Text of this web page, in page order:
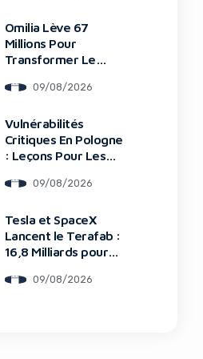
Omilia Lève 67
Millions Pour
Transformer Le
09/08/2026
Vulnérabilités
Critiques En Pologne
: Leçons Pour Les
09/08/2026
Tesla et SpaceX
Lancent le Terafab :
16,8 Milliards pour
Révolutionnaire
09/08/2026